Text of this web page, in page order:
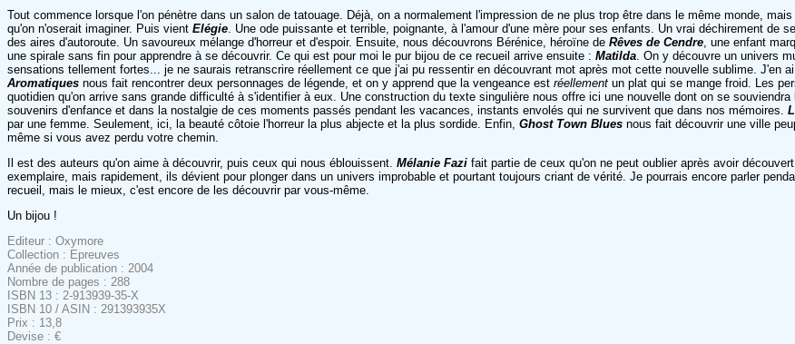
Tout commence lorsque l'on pénètre dans un salon de tatouage. Déjà, on a normalement l'impression de ne plus trop être dans le même monde, mais
qu'on n'oserait imaginer. Puis vient Elégie . Une ode puissante et terrible, poignante, à l'amour d'une mère pour ses enfants. Un vrai déchirement de
des aires d'autoroute. Un savoureux mélange d'horreur et d'espoir. Ensuite, nous découvrons Bérénice, héroïne de Rêves de Cendre , une enfant
une spirale sans fin pour apprendre à se découvrir. Ce qui est pour moi le pur bijou de ce recueil arrive ensuite : Matilda . On y découvre un univers
sensations tellement fortes... je ne saurais retranscrire réellement ce que j'ai pu ressentir en découvrant mot après mot cette nouvelle sublime. J'en
Aromatiques nous fait rencontrer deux personnages de légende, et on y apprend que la vengeance est réellement un plat qui se mange froid. Les
quotidien qu'on arrive sans grande difficulté à s'identifier à eux. Une construction du texte singulière nous offre ici une nouvelle dont on se
souvenirs d'enfance et dans la nostalgie de ces moments passés pendant les vacances, instants envolés qui ne survivent que dans nos mémoires.
par une femme. Seulement, ici, la beauté côtoie l'horreur la plus abjecte et la plus sordide. Enfin, Ghost Town Blues nous fait découvrir une ville
même si vous avez perdu votre chemin.
Il est des auteurs qu'on aime à découvrir, puis ceux qui nous éblouissent. Mélanie Fazi fait partie de ceux qu'on ne peut oublier après avoir
exemplaire, mais rapidement, ils dévient pour plonger dans un univers improbable et pourtant toujours criant de vérité. Je pourrais encore parler
recueil, mais le mieux, c'est encore de les découvrir par vous-même.
Un bijou !
Editeur : Oxymore
Collection : Epreuves
Année de publication : 2004
Nombre de pages : 288
ISBN 13 : 2-913939-35-X
ISBN 10 / ASIN : 291393935X
Prix : 13,8
Devise : €